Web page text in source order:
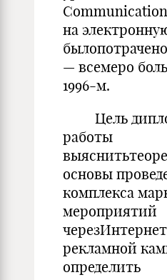
на
— всемеро
1996-м.
Цель
работы
основы
комплекса
мероприятий
рекламной
определить